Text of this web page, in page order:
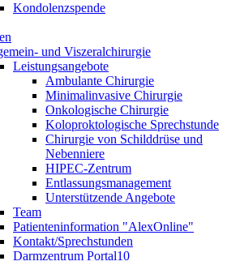
Kondolenzspende
und Viszeralchirurgie
Leistungsangebote
Ambulante Chirurgie
Minimalinvasive Chirurgie
Onkologische Chirurgie
Koloproktologische Sprechstunde
Chirurgie von Schilddrüse und
Nebenniere
HIPEC-Zentrum
Entlassungsmanagement
Unterstützende Angebote
Team
Patienteninformation "AlexOnline"
Kontakt/Sprechstunden
Darmzentrum Portal10